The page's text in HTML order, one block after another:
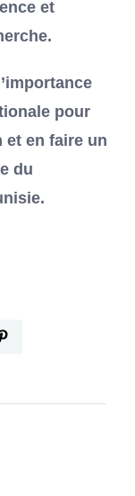
et
pour
et en faire un
du